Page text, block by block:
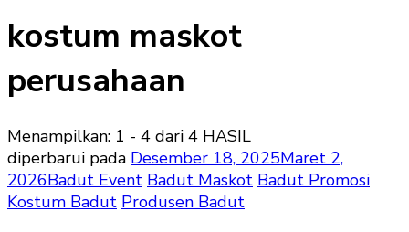
kostum maskot
perusahaan
Menampilkan: 1 - 4 dari 4 HASIL
diperbarui pada Desember 18, 2025Maret 2,
2026Badut Event Badut Maskot Badut Promosi
Kostum Badut Produsen Badut